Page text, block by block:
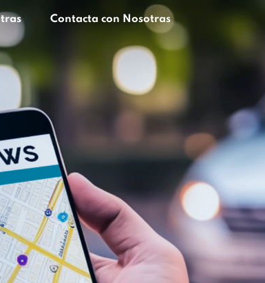
Contacta con Nosotras